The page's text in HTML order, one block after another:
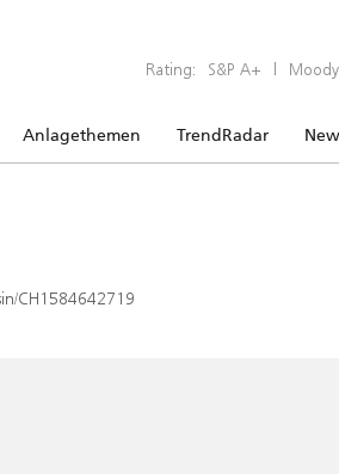
Rating: S&P A+ |
Anlagethemen TrendRadar
CH1584642719